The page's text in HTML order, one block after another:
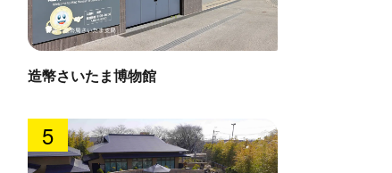
造幣さいたま博物館
5